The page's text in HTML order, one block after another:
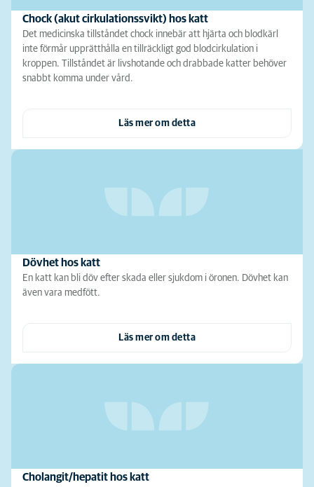
Chock (akut cirkulationssvikt) hos katt
Det medicinska tillståndet chock innebär att hjärta och blodkärl
inte förmår upprätthålla en tillräckligt god blodcirkulation i
kroppen. Tillståndet är livshotande och drabbade katter behöver
snabbt komma under vård.
Läs mer om detta
Dövhet hos katt
En katt kan bli döv efter skada eller sjukdom i öronen. Dövhet kan
även vara medfött.
Läs mer om detta
Cholangit/hepatit hos katt